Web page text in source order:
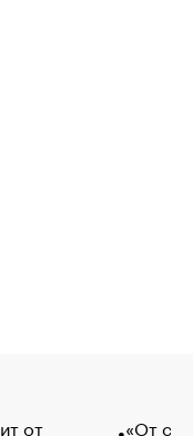
от
«От